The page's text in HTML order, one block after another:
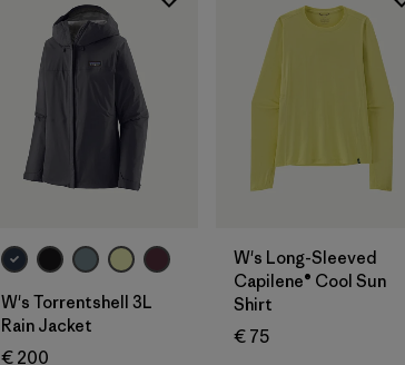
W's Torrentshell 3L
Rain Jacket
€ 200
W's Long-Sleeved
Capilene® Cool Sun
Shirt
€ 75